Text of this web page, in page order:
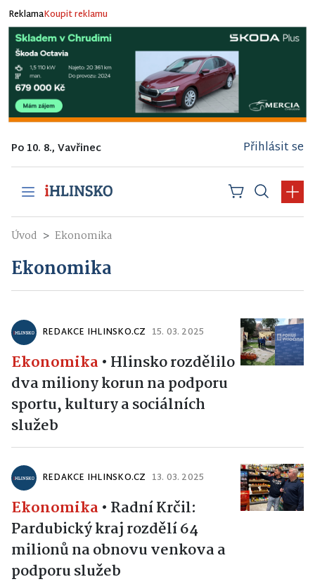
ReklamaKoupit reklamu
Po 10. 8., Vavřinec Přihlásit se
Úvod Ekonomika
Ekonomika
REDAKCE IHLINSKO.CZ 15. 03. 2025
Ekonomika• Hlinsko rozdělilo
dva miliony korun na podporu
sportu, kultury a sociálních
služeb
REDAKCE IHLINSKO.CZ 13. 03. 2025
Ekonomika• Radní Krčil:
Pardubický kraj rozdělí 64
milionů na obnovu venkova a
podporu služeb